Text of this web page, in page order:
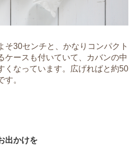
そ30センチと、かなりコンパクト
ケースも付いていて、カバンの中
くなっています。広げればと約50
。
出かけを